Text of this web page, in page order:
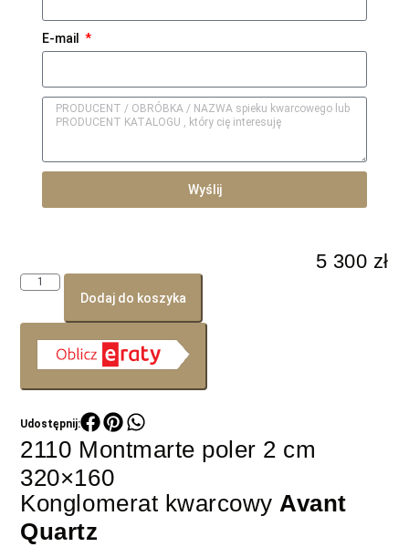
2110 Montmarte poler 2 cm
320×160
Konglomerat kwarcowyAvant
Quartz
E-mail
Wyślij
5 300 zł
Dodaj do koszyka